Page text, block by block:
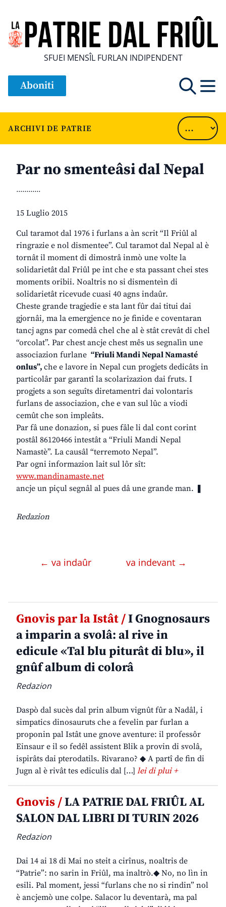
SFUEI MENSÎL FURLAN INDIPENDENT
Aboniti
ARCHIVI DE PATRIE
Par no smenteâsi dal Nepal
............
15 Luglio 2015
Cul taramot dal 1976 i furlans a àn scrit “Il Friûl al
ringrazie e nol dismentee”. Cul taramot dal Nepal al è
tornât il moment di dimostrâ inmò une volte la
solidarietât dal Friûl pe int che e sta passant chei stes
moments oribii. Noaltris no si dismenteìn di
solidarietât ricevude cuasi 40 agns indaûr.
Cheste grande tragjedie e sta lant fûr dai titui dai
gjornâi, ma la emergjence no je finide e coventaran
tancj agns par comedâ chel che al è stât crevât di chel
“orcolat”. Par chest ancje chest mês us segnalìn une
associazion furlane “Friuli Mandi Nepal Namasté
onlus”, che e lavore in Nepal cun progjets dedicâts in
particolâr par garantî la scolarizazion dai fruts. I
progjets a son seguîts diretamentri dai volontaris
furlans de associazion, che e van sul lûc a viodi
cemût che son impleâts.
Par fâ une donazion, si pues fâle li dal cont corint
postâl 86120466 intestât a “Friuli Mandi Nepal
Namastè”. La causâl “terremoto Nepal”.
Par ogni informazion lait sul lôr sît:
www.mandinamaste.net
ancje un piçul segnâl al pues dâ une grande man. ❚
Redazion
← va indaûr va indevant →
Gnovis par la Istât /I Gnognosaurs
a imparin a svolâ: al rive in
edicule «Tal blu piturât di blu», il
gnûf album di colorâ
Redazion
Daspò dal sucès dal prin album vignût fûr a Nadâl, i
simpatics dinosauruts che a fevelin par furlan a
proponin pal Istât une gnove aventure: il professôr
Einsaur e il so fedêl assistent Blik a provin di svolâ,
ispirâts dai pterodatils. Rivarano? ◆ A partî de fin di
Jugn al è rivât tes ediculis dal […] lei di plui +
Gnovis /LA PATRIE DAL FRIÛL AL
SALON DAL LIBRI DI TURIN 2026
Redazion
Dai 14 ai 18 di Mai no steit a cirînus, noaltris de
“Patrie”: no sarin in Friûl, ma inaltrò.◆ No, no lìn in
esili. Pal moment, jessi “furlans che no si rindin” nol
è ancjemò une colpe. Salacor lu deventarà, ma pal